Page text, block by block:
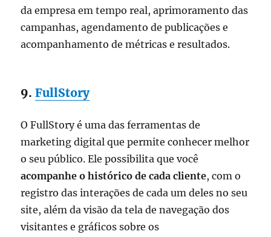
da empresa em tempo real, aprimoramento das
campanhas, agendamento de publicações e
acompanhamento de métricas e resultados.
9.FullStory
O FullStory é uma das ferramentas de
marketing digital que permite conhecer melhor
o seu público. Ele possibilita que você
acompanhe o histórico de cada cliente, com o
registro das interações de cada um deles no seu
site, além da visão da tela de navegação dos
visitantes e gráficos sobre os